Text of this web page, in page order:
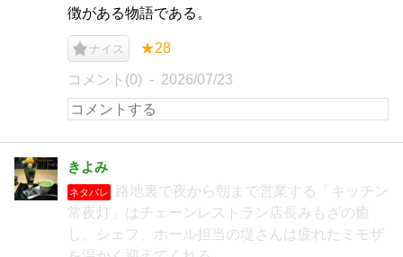
徴がある物語である。
ナイス ★28
コメント(0) 2026/07/23
きよみ
ネタバレ
路地裏で夜から朝まで営業する「キッチン
常夜灯」はチェーンレストラン店長みもざの癒
し。シェフ、ホール担当の堤さんは疲れたミモザ